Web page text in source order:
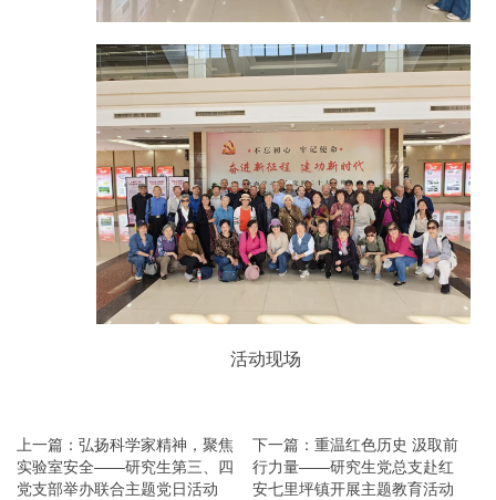
活动现场
上一篇：弘扬科学家精神，聚焦
实验室安全——研究生第三、四
党支部举办联合主题党日活动
下一篇：重温红色历史 汲取前
行力量——研究生党总支赴红
安七里坪镇开展主题教育活动